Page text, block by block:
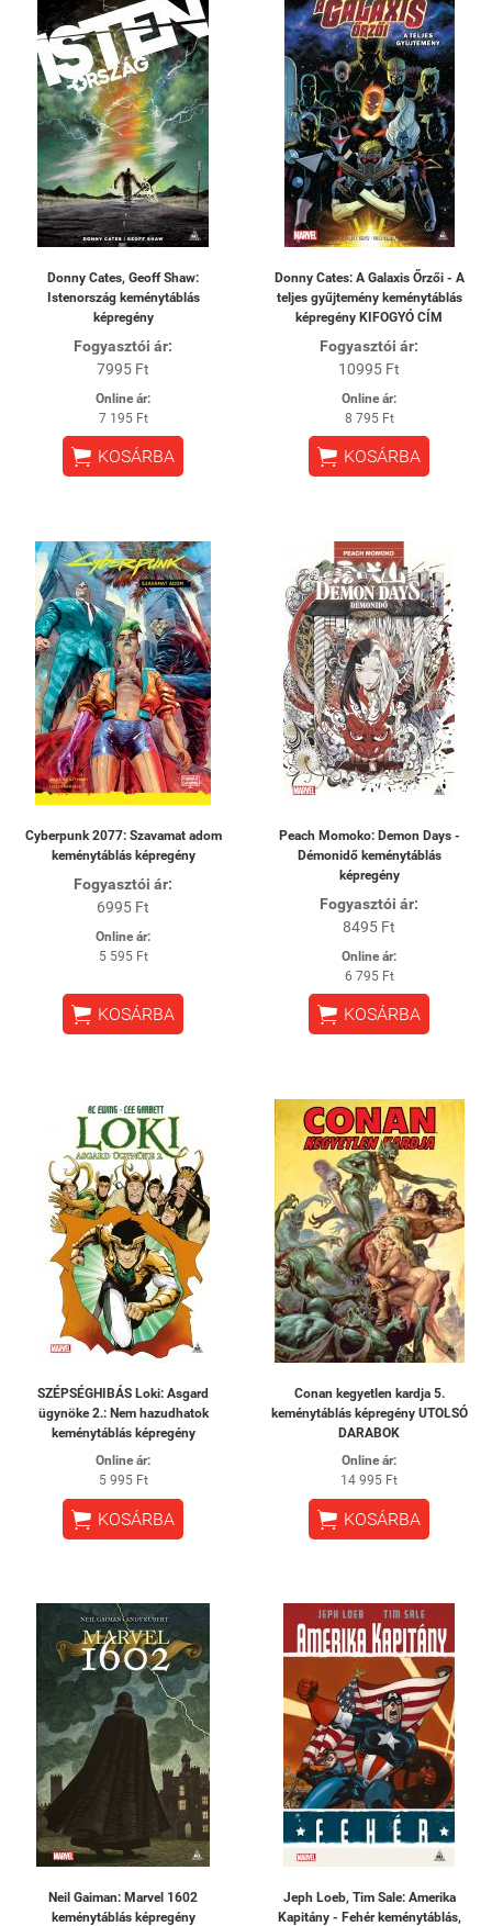
Donny Cates, Geoff Shaw:
Istenország keménytáblás
képregény
Fogyasztói ár:
7995 Ft
Online ár:
7 195 Ft
 KOSÁRBA
Donny Cates: A Galaxis Őrzői - A
teljes gyűjtemény keménytáblás
képregény KIFOGYÓ CÍM
Fogyasztói ár:
10995 Ft
Online ár:
8 795 Ft
 KOSÁRBA
Cyberpunk 2077: Szavamat adom
keménytáblás képregény
Fogyasztói ár:
6995 Ft
Online ár:
5 595 Ft
 KOSÁRBA
Peach Momoko: Demon Days -
Démonidő keménytáblás
képregény
Fogyasztói ár:
8495 Ft
Online ár:
6 795 Ft
 KOSÁRBA
SZÉPSÉGHIBÁS Loki: Asgard
ügynöke 2.: Nem hazudhatok
keménytáblás képregény
Online ár:
5 995 Ft
 KOSÁRBA
Conan kegyetlen kardja 5.
keménytáblás képregény UTOLSÓ
DARABOK
Online ár:
14 995 Ft
 KOSÁRBA
Neil Gaiman: Marvel 1602
keménytáblás képregény
Jeph Loeb, Tim Sale: Amerika
Kapitány - Fehér keménytáblás,